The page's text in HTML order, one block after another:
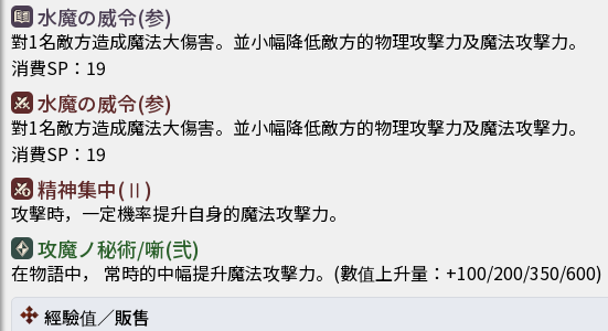
水魔の威令(参)
對1名敵方造成魔法大傷害。並小幅降低敵方的物理攻撃力及魔法攻撃力。
消費SP ： 19
水魔の威令(参)
對1名敵方造成魔法大傷害。並小幅降低敵方的物理攻撃力及魔法攻撃力。
消費SP ： 19
精神集中(Ⅱ)
攻擊時，一定機率提升自身的魔法攻撃力。
攻魔ノ秘術/噺(弐)
在物語中， 常時的中幅提升魔法攻擊力。(數值上升量：+100/200/350/600)
經驗值／販售